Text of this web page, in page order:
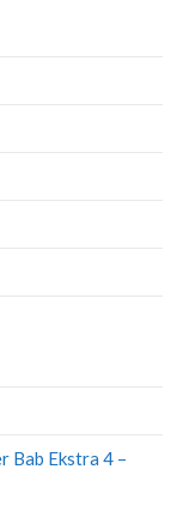
Bab Ekstra 4 –